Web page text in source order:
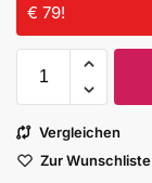
€ 79!
Vergleichen
Zur